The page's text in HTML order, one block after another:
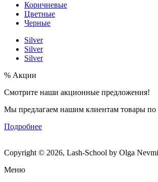
Коричневые
Цветные
Черные
Silver
Silver
Silver
% Акции
Смотрите наши акционные предложения!
Мы предлагаем нашим клиентам товары
Подробнее
Copyright © 2026, Lash-School by Olga
Меню